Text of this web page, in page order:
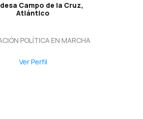
Campo de la Cruz,
Atlántico
POLÍTICA EN MARCHA
Ver Perfil